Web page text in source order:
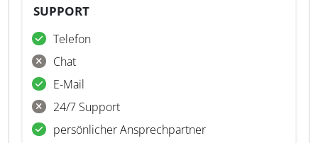
SUPPORT
Telefon
Chat
E-Mail
24/7 Support
persönlicher Ansprechpartner